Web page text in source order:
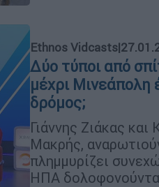
Ethnos Vidcasts|
Δύο τύποι από
μέχρι Μινεάπολη
δρόμος;
Γιάννης Ζιάκας
Μακρής,
πλημμυρίζει
ΗΠΑ